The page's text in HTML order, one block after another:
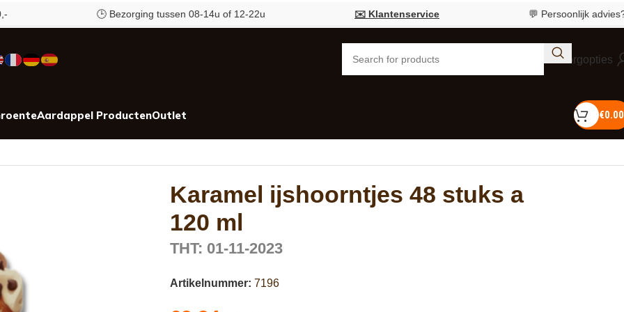
🕒 Bezorging tussen 08-14u of 12-22u ✉️ Klantenservice 💬 Persoonlijk advies?
Bezorgopties
Aardappel ProductenOutlet €0.00
Karamel ijshoorntjes 48 stuks a
120 ml
THT: 01-11-2023
Artikelnummer: 7196